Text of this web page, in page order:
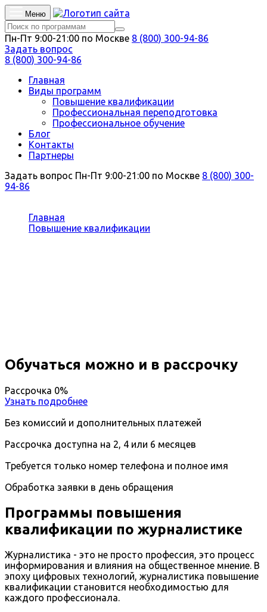
Меню
Пн-Пт 9:00-21:00 по Москве 8 (800) 300-94-86
Задать вопрос
8 (800) 300-94-86
Главная
Виды программ
Повышение квалификации
Профессиональная переподготовка
Профессиональное обучение
Блог
Контакты
Партнеры
Задать вопрос Пн-Пт 9:00-21:00 по Москве 8 (800) 300-
94-86
Главная
Повышение квалификации
Обучаться можно и в рассрочку
Рассрочка 0%
Узнать подробнее
Без комиссий и дополнительных платежей
Рассрочка доступна на 2, 4 или 6 месяцев
Требуется только номер телефона и полное имя
Обработка заявки в день обращения
Программы повышения
квалификации по журналистике
Журналистика - это не просто профессия, это процесс
информирования и влияния на общественное мнение. В
эпоху цифровых технологий, журналистика повышение
квалификации становится необходимостью для
каждого профессионала.